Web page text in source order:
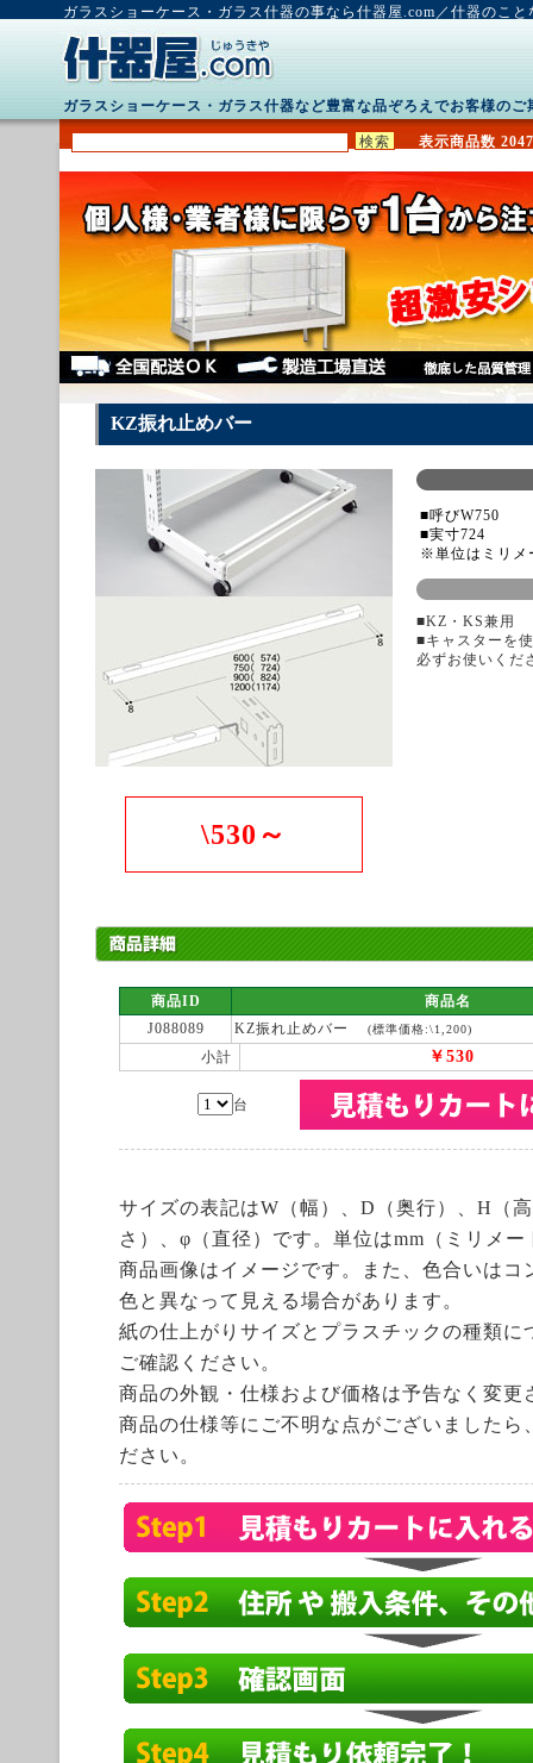
ガラスショーケース・ガラス什器の事なら什器屋.com／什器のこ
ガラスショーケース・ガラス什器など豊富な品ぞろえでお客様のご
表示商品数
KZ振れ止めバー
\530～
■呼びW750
■実寸724
※単位はミリメ
■KZ・KS兼用
■キャスターを
必ずお使いくだ
商品ID
商品名
J088089
KZ振れ止めバー (標準価格:\1,200)
小計 ￥530
台
サイズの表記はW（幅）、D（奥行）、H（
さ）、φ（直径）です。単位はmm（ミリメ
商品画像はイメージです。また、色合いはコ
色と異なって見える場合があります。
紙の仕上がりサイズとプラスチックの種類に
ご確認ください。
商品の外観・仕様および価格は予告なく変更
商品の仕様等にご不明な点がございましたら
ださい。